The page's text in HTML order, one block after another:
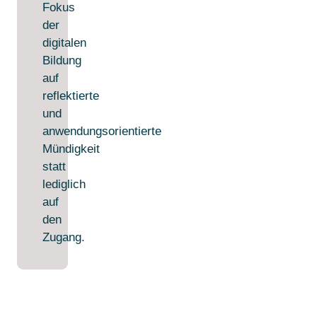
Fokus
der
digitalen
Bildung
auf
reflektierte
und
anwendungsorientierte
Mündigkeit
statt
lediglich
auf
den
Zugang.